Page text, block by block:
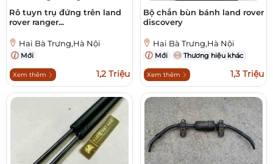
Rô tuyn trụ đứng trên land
rover ranger...
Hai Bà Trưng,Hà Nội
Mới
Xem thêm 1,2 Triệu
Bộ chắn bùn bánh land rover
discovery
Hai Bà Trưng,Hà Nội
Mới Thương hiệu khác
Xem thêm 1,3 Triệu